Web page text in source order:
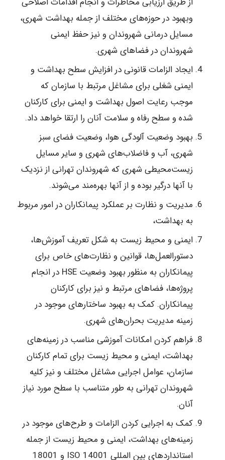
وبهبود در‌ حوزه‌های مختلف از جمله بهداشت شهری،
مسایل درمانی شهروندان و نیز حفظ ایمنی
شهروندان در فضاهای شهری.
ایجاد الزامات قانونی در افزایش سطح بهداشت و
ایمنی شغلی برای مشاغل مرتبط با سازمان که
موجب رعایت اصول بهداشت و ایمنی برای کارکنان
شده و سطح رفاه و سلامت آنان را ارتقا خواهد داد.
بهبود وضعیت آلودگی هوا، وضعیت فضای سبز
شهری، آب و فاضلاب‌های شهری و سایر مسایل
زیست‌محیطی شهری که شهروندان تهرانی از نزدیک
با آنها درگیر بوده و از آنها بهره‌مند می‌شوند.
مدیریت و نظارت بر عملکرد پیمانکاران در امور مربوط
به بهداشت،
ایمنی و محیط زیست به شکل تعریف آموزش‌ها،
دستورالعمل‌ها، قوانین و نظارت‌های خاص برای
پیمانکاران به منظور بهبود وضعیت HSE در انجام
پروژه‌ها، فضاهای مرتبط و نیز برای کارکنان
پیمانکاران. کمک به بهبود ساختارهای موجود در
زمینه مدیریت بحران‌های شهری.
فراهم کردن امکانات آموزشی مناسب در زمینه‌های
بهداشت، ایمنی و محیط زیست برای تمام کارکنان
سازمان، عوامل اجرایی مشاغل مختلف و نیز کلیه
شهروندان تهرانی به طور متناسب با سطح مورد نیاز
آنان.
کمک به اجرایی کردن الزامات و طرح‌های موجود در
زمینه‌های بهداشت، ایمنی و محیط زیست از جمله
استانداردهای بین‌ المللی 14001 ISO و 18001